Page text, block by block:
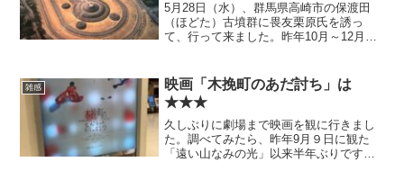
5月28日（水）、群馬県高崎市の保渡田
（ほどた）古墳群に畏友栗原氏を誘っ
て、行って来ました。昨年10月～12月に
てみたいと思っていたのでした。保渡田
八幡塚古墳 keiry...
雑感
映画「木挽町のあだ討ち」は
★★★
久しぶりに劇場まで映画を観に行きまし
た。調べてみたら、昨年9月９日に観た
「遠い山なみの光」以来半年ぶりです。